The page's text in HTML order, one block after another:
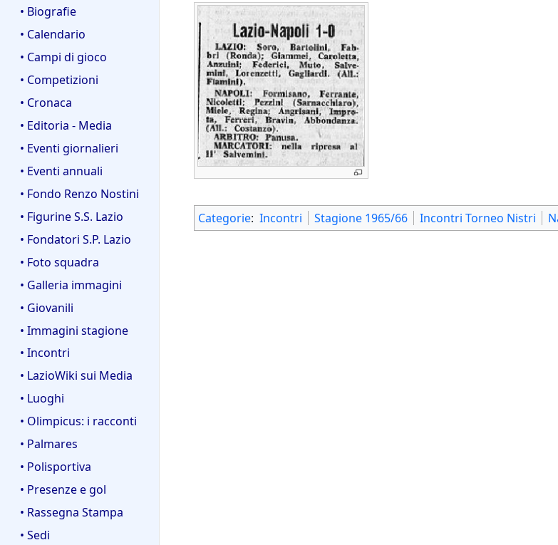
• Biografie
• Calendario
• Campi di gioco
• Competizioni
• Cronaca
• Editoria - Media
• Eventi giornalieri
• Eventi annuali
• Fondo Renzo Nostini
• Figurine S.S. Lazio
• Fondatori S.P. Lazio
• Foto squadra
• Galleria immagini
• Giovanili
• Immagini stagione
• Incontri
• LazioWiki sui Media
• Luoghi
• Olimpicus: i racconti
• Palmares
• Polisportiva
• Presenze e gol
• Rassegna Stampa
• Sedi
Categorie: Incontri Stagione 1965/66 Incontri Torneo Nistri